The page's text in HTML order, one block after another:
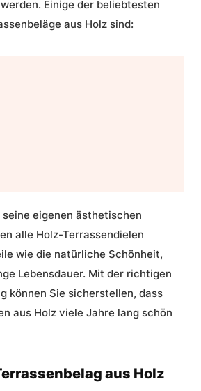
Einige der beliebtesten
aus Holz sind:
eigenen ästhetischen
alle Holz-Terrassendielen
wie die natürliche Schönheit,
Lebensdauer. Mit der richtigen
können Sie sicherstellen, dass
aus Holz viele Jahre lang schön
aus Holz